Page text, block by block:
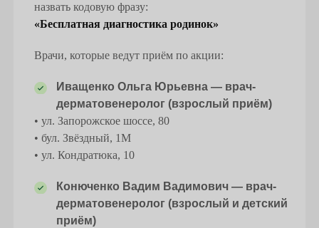
назвать кодовую фразу:
«Бесплатная диагностика родинок»
Врачи, которые ведут приём по акции:
Иващенко Ольга Юрьевна — врач-
дерматовенеролог (взрослый приём)
• ул. Запорожское шоссе, 80
• бул. Звёздный, 1М
• ул. Кондратюка, 10
Конюченко Вадим Вадимович — врач-
дерматовенеролог (взрослый и детский
приём)